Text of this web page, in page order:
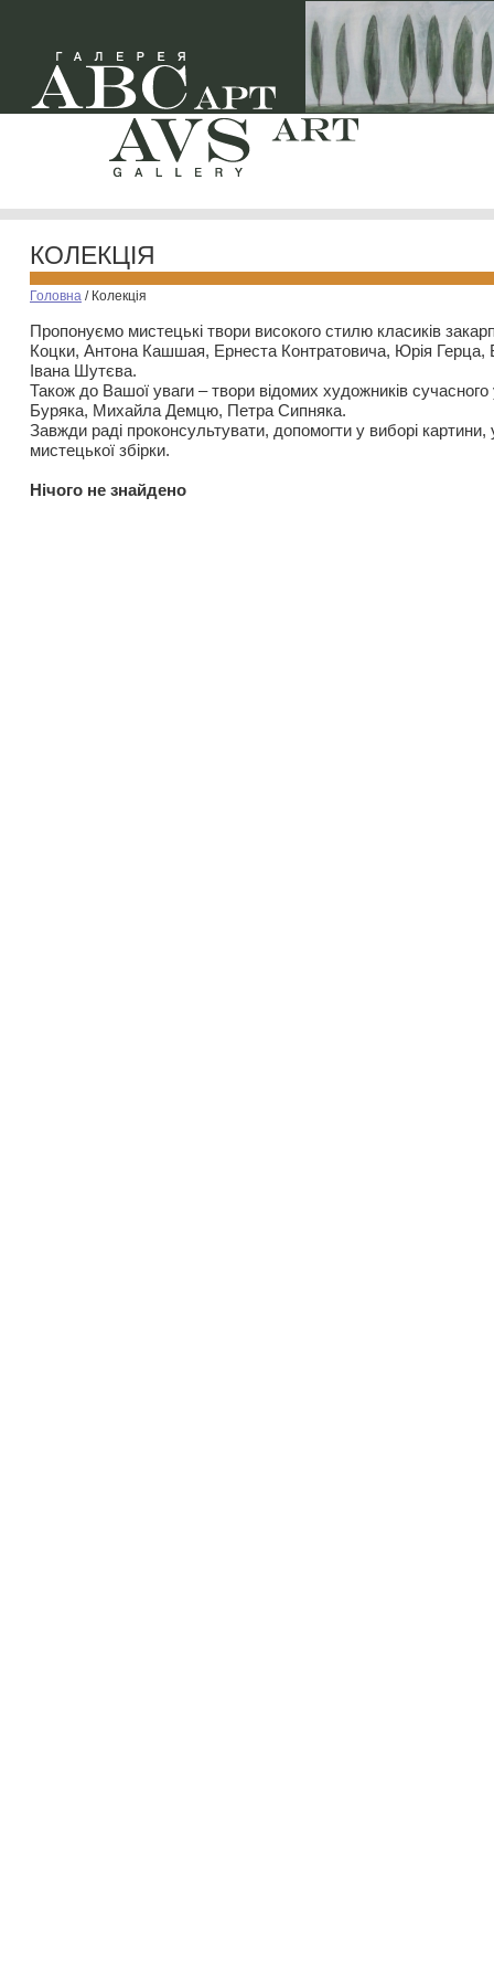
КОЛЕКЦІЯ
Головна / Колекція
Пропонуємо мистецькі твори високого стилю класиків
Коцки, Антона Кашшая, Ернеста Контратовича, Юрія
Івана Шутєва.
Також до Вашої уваги – твори відомих художників
Буряка, Михайла Демцю, Петра Сипняка.
Завжди раді проконсультувати, допомогти у виборі картини,
мистецької збірки.
Нiчого не знайдено